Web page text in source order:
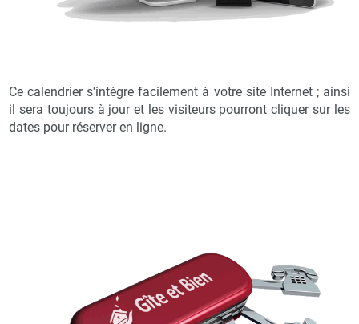
Ce calendrier s'intègre facilement à votre site Internet ; ainsi
il sera toujours à jour et les visiteurs pourront cliquer sur les
dates pour réserver en ligne.